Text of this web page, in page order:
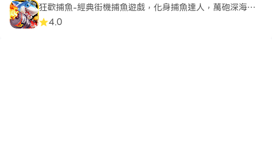
狂歡捕魚-經典街機捕魚遊戲，化身捕魚達人，萬砲深海對
戰遊戲
4.0